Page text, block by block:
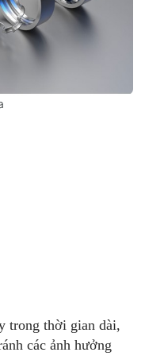
trong thời gian dài,
các ảnh hưởng